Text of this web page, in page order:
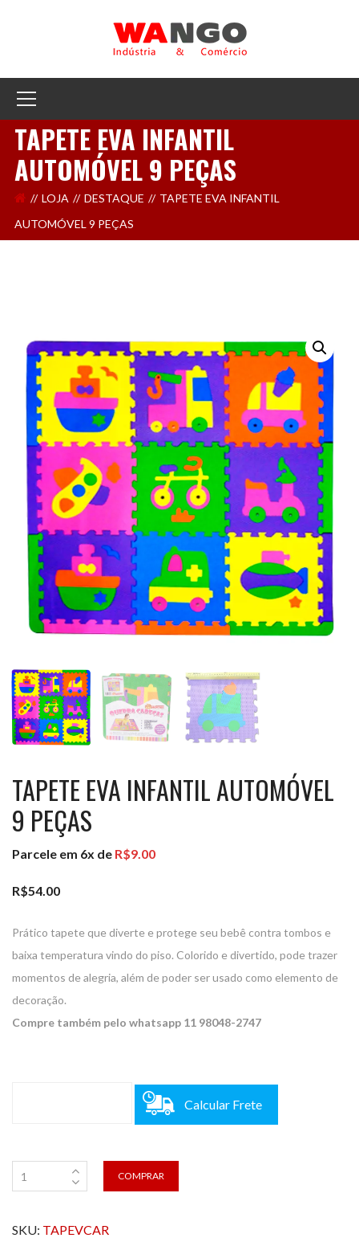
TAPETE EVA INFANTIL
AUTOMÓVEL 9 PEÇAS
LOJA DESTAQUE
TAPETE EVA INFANTIL
AUTOMÓVEL 9 PEÇAS
TAPETE EVA INFANTIL AUTOMÓVEL
9 PEÇAS
Parcele em 6x de R$9.00
R$54.00
Prático tapete que diverte e protege seu bebê contra tombos e
baixa temperatura vindo do piso. Colorido e divertido, pode trazer
momentos de alegria, além de poder ser usado como elemento de
decoração.
Compre também pelo whatsapp 11 98048-2747
Calcular Frete
COMPRAR
SKU: TAPEVCAR